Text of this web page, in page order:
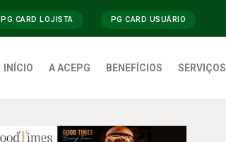
PG CARD LOJISTA PG CARD USUÁRIO
INÍCIO A ACEPG BENEFÍCIOS SERVIÇOS